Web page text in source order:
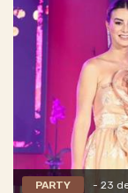
PARTY - 23